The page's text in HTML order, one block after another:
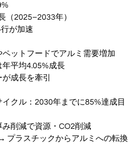
（2025–2033年）
が加速
ットフードでアルミ需要増加
平均4.05%成長
成長を牽引
クル：2030年までに85%達成目
削減で資源・CO2削減
プラスチックからアルミへの転換